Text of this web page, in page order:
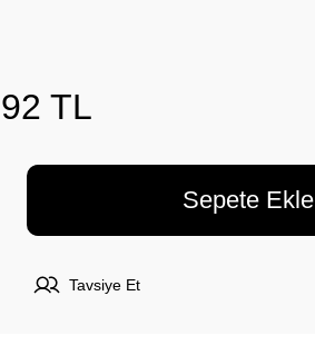
TL
Sepete Ekle
Tavsiye Et